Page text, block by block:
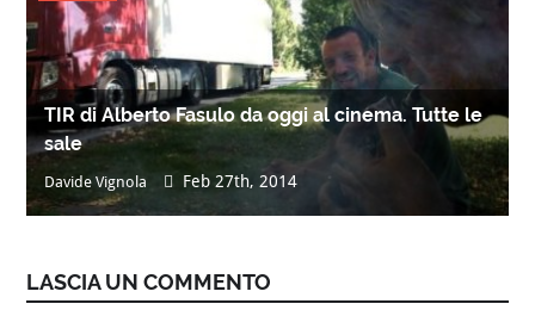
TIR di Alberto Fasulo da oggi al cinema. Tutte le
sale
Davide Vignola Feb 27th, 2014
LASCIA UN COMMENTO